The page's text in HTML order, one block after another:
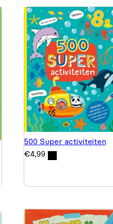
500 Super activiteiten
€4,99